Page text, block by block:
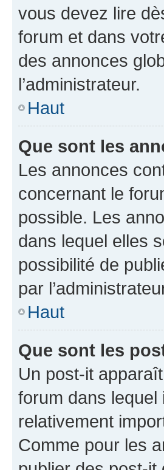
vous devez lire
forum et dans
des annonces
l’administrateur.
Haut
Que sont les
Les annonces
concernant le
possible. Les
dans lequel elles
possibilité de
par
Haut
Que sont les
Un post-it
forum dans lequel
relativement
Comme pour les